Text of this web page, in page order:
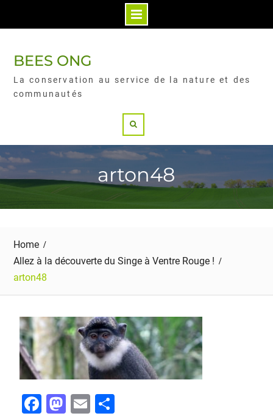
BEES ONG
La conservation au service de la nature et des
communautés
arton48
Home
Allez à la découverte du Singe à Ventre Rouge !
arton48
F M E P